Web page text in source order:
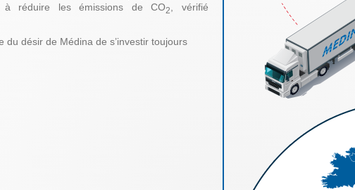
à réduire les émissions de CO2
, vérifié
désir de Médina de s’investir toujours